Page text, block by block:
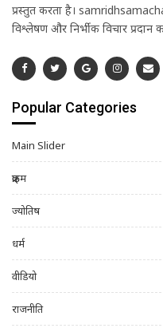
प्रस्तुत करता है।
विश्लेषण और निर्भीक विचार प्रदान
Popular Categories
Main Slider
क्राइम
ज्योतिष
धर्म
वीडियो
राजनीति